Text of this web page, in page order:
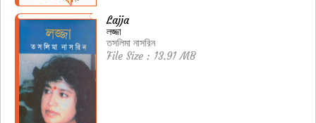
Lajja
লজ্জা
তসলিমা নাসরিন
File Size : 13.91 MB